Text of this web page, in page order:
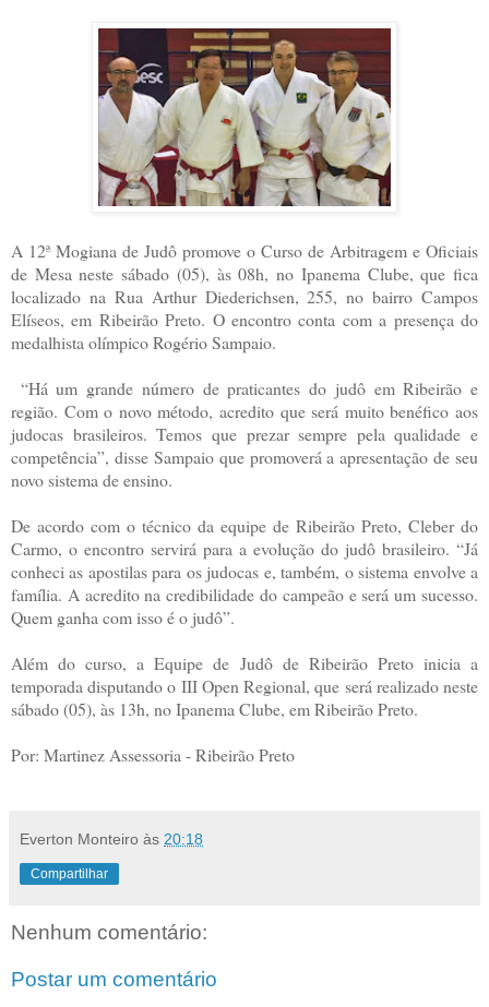
A 12ª Mogiana de Judô promove o Curso de Arbitragem e Oficiais
de Mesa neste sábado (05), às 08h, no Ipanema Clube, que fica
localizado na Rua Arthur Diederichsen, 255, no bairro Campos
Elíseos, em Ribeirão Preto. O encontro conta com a presença do
medalhista olímpico Rogério Sampaio.
“Há um grande número de praticantes do judô em Ribeirão e
região. Com o novo método, acredito que será muito benéfico aos
judocas brasileiros. Temos que prezar sempre pela qualidade e
competência”, disse Sampaio que promoverá a apresentação de seu
novo sistema de ensino.
De acordo com o técnico da equipe de Ribeirão Preto, Cleber do
Carmo, o encontro servirá para a evolução do judô brasileiro. “Já
conheci as apostilas para os judocas e, também, o sistema envolve a
família. A acredito na credibilidade do campeão e será um sucesso.
Quem ganha com isso é o judô”.
Além do curso, a Equipe de Judô de Ribeirão Preto inicia a
temporada disputando o III Open Regional, que será realizado neste
sábado (05), às 13h, no Ipanema Clube, em Ribeirão Preto.
Por: Martinez Assessoria - Ribeirão Preto
Everton Monteiro às 20:18
Compartilhar
Nenhum comentário:
Postar um comentário